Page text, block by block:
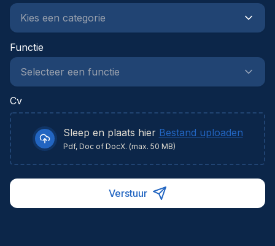
Functie
Cv
Sleep en plaats hier Bestand uploaden
Pdf, Doc of DocX. (max. 50 MB)
Verstuur